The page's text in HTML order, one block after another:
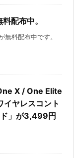
配布中。
無料配布中です。
X / One Elite
ヤレスコント
」が3,499円